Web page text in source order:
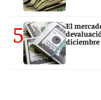
5
El
diciembre